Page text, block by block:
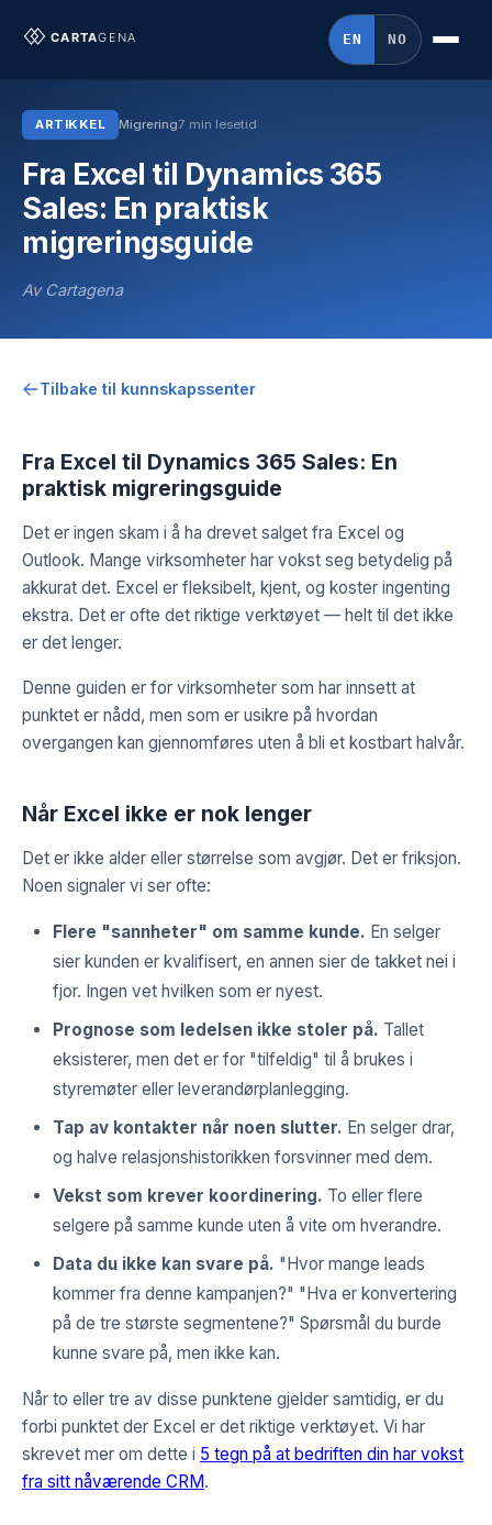
EN NO
ARTIKKEL Migrering7 min lesetid
Fra Excel til Dynamics 365
Sales: En praktisk
migreringsguide
Av Cartagena
Tilbake til kunnskapssenter
Fra Excel til Dynamics 365 Sales: En
praktisk migreringsguide
Det er ingen skam i å ha drevet salget fra Excel og
Outlook. Mange virksomheter har vokst seg betydelig på
akkurat det. Excel er fleksibelt, kjent, og koster ingenting
ekstra. Det er ofte det riktige verktøyet — helt til det ikke
er det lenger.
Denne guiden er for virksomheter som har innsett at
punktet er nådd, men som er usikre på hvordan
overgangen kan gjennomføres uten å bli et kostbart halvår.
Når Excel ikke er nok lenger
Det er ikke alder eller størrelse som avgjør. Det er friksjon.
Noen signaler vi ser ofte:
Flere "sannheter" om samme kunde. En selger
sier kunden er kvalifisert, en annen sier de takket nei i
fjor. Ingen vet hvilken som er nyest.
Prognose som ledelsen ikke stoler på. Tallet
eksisterer, men det er for "tilfeldig" til å brukes i
styremøter eller leverandørplanlegging.
Tap av kontakter når noen slutter. En selger drar,
og halve relasjonshistorikken forsvinner med dem.
Vekst som krever koordinering. To eller flere
selgere på samme kunde uten å vite om hverandre.
Data du ikke kan svare på. "Hvor mange leads
kommer fra denne kampanjen?" "Hva er konvertering
på de tre største segmentene?" Spørsmål du burde
kunne svare på, men ikke kan.
Når to eller tre av disse punktene gjelder samtidig, er du
forbi punktet der Excel er det riktige verktøyet. Vi har
skrevet mer om dette i 5 tegn på at bedriften din har vokst
fra sitt nåværende CRM.